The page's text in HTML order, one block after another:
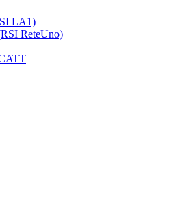
LA1)
ReteUno)